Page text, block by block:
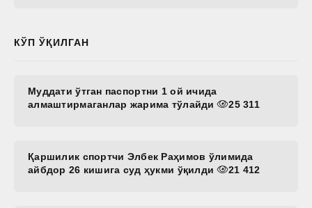
КЎП ЎҚИЛГАН
Муддати ўтган паспортни 1 ой ичида
алмаштирмаганлар жарима тўлайди
25 311
Қаршилик спортчи Элбек Раҳимов ўлимида
айбдор 26 кишига суд ҳукми ўқилди
21 412